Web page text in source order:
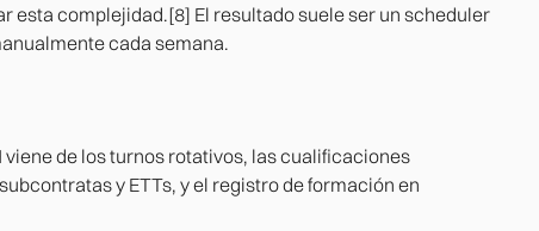
esta complejidad.[8] El resultado suele ser un scheduler
cada semana.
de los turnos rotativos, las cualificaciones
y ETTs, y el registro de formación en